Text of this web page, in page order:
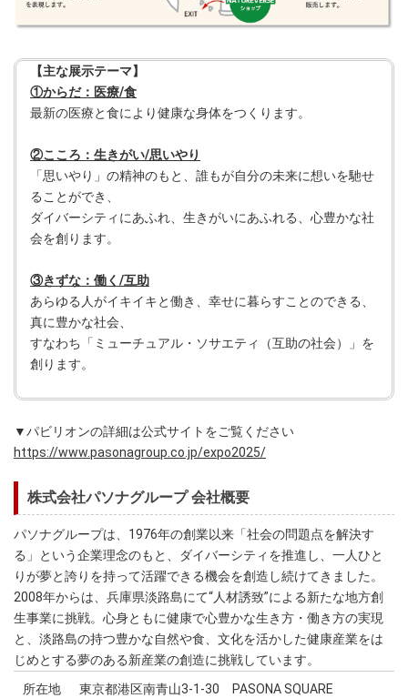
【主な展示テーマ】
①からだ：医療/食
最新の医療と食により健康な身体をつくります。
②こころ：生きがい/思いやり
「思いやり」の精神のもと、誰もが自分の未来に想いを馳せ
ることができ、
ダイバーシティにあふれ、生きがいにあふれる、心豊かな社
会を創ります。
③きずな：働く/互助
あらゆる人がイキイキと働き、幸せに暮らすことのできる、
真に豊かな社会、
すなわち「ミューチュアル・ソサエティ（互助の社会）」を
創ります。
▼パビリオンの詳細は公式サイトをご覧ください
https://www.pasonagroup.co.jp/expo2025/
株式会社パソナグループ 会社概要
パソナグループは、1976年の創業以来「社会の問題点を解決す
る」という企業理念のもと、ダイバーシティを推進し、一人ひと
りが夢と誇りを持って活躍できる機会を創造し続けてきました。
2008年からは、兵庫県淡路島にて“人材誘致”による新たな地方創
生事業に挑戦。心身ともに健康で心豊かな生き方・働き方の実現
と、淡路島の持つ豊かな自然や食、文化を活かした健康産業をは
じめとする夢のある新産業の創造に挑戦しています。
所在地
東京都港区南青山3-1-30 PASONA SQUARE